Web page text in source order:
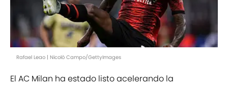
Rafael Leao | Nicolò Campo/GettyImages
El AC Milan ha estado listo acelerando la